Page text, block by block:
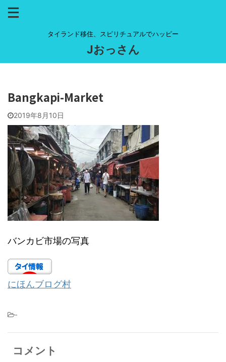
タイランド移住、スピリチュアルでハッピー
Jおっさん
Bangkapi-Market
2019年8月10日
バンカビ市場の写真
にほんブログ村
-
コメント